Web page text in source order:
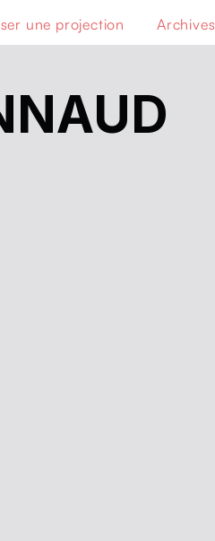
une projection Archives